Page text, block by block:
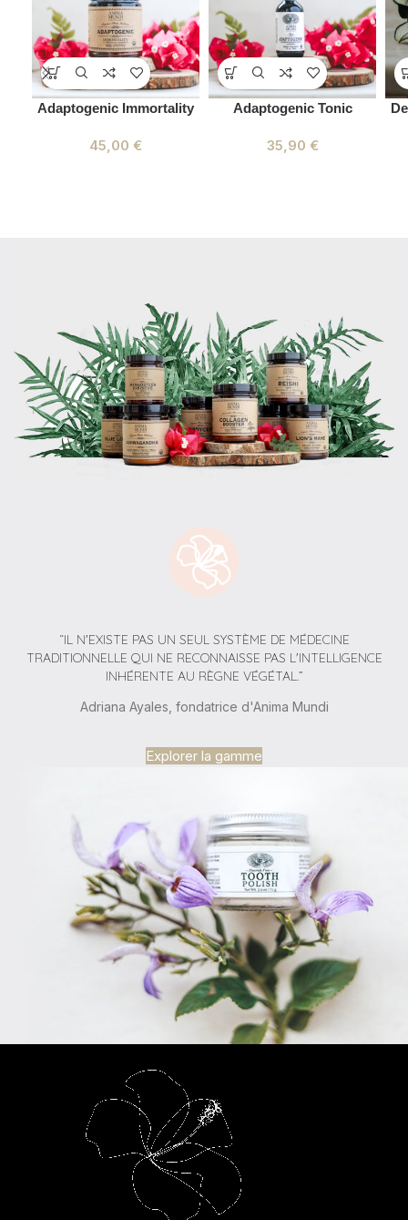
Adaptogenic Immortality
45,00 €
Adaptogenic Tonic
35,90 €
“IL N'EXISTE PAS UN SEUL SYSTÈME DE MÉDECINE
TRADITIONNELLE QUI NE RECONNAISSE PAS L'INTELLIGENCE
INHÉRENTE AU RÈGNE VÉGÉTAL.”
Adriana Ayales, fondatrice d'Anima Mundi
Explorer la gamme